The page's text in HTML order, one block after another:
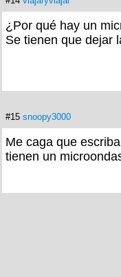
¿Por qué hay un
Se tienen que dejar
#15 snoopy3000
Me caga que
tienen un